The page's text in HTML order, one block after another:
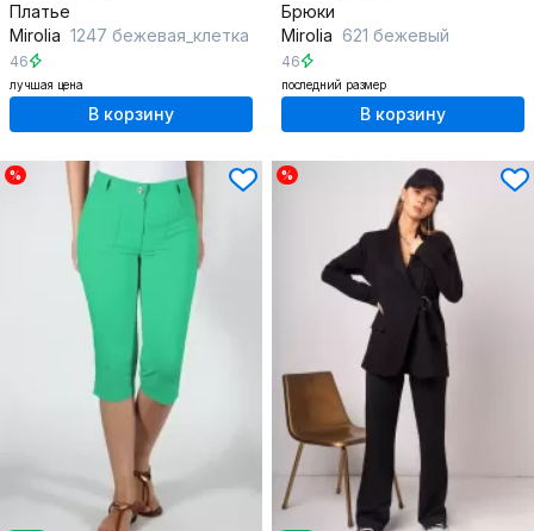
Платье
Mirolia 1247 бежевая_клетка
46
лучшая цена
В корзину
Брюки
Mirolia 621 бежевый
46
последний размер
В корзину
% %